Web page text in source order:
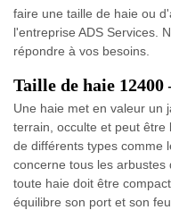
faire une taille de haie ou
l'entreprise ADS Services.
répondre à vos besoins.
Taille de haie
Une haie met en valeur un
terrain, occulte et peut
de différents types comme
concerne tous les
toute haie doit être
équilibre son port et son